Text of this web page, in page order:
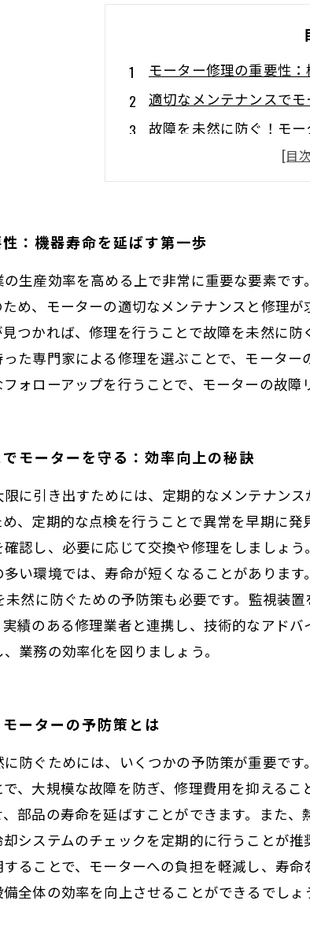
モーター修理の重要性
適切なメンテナンスで
故障を未然に防ぐ！モ
実践！効果的なモーター
コスト削減と生産性向
成功事例から学ぶ：機器
：機器寿命を延ばす第一歩
生産効率を高める上で非常に重要な要素で
め、モーターの適切なメンテナンスと修理
つかれば、修理を行うことで故障を未然に
た専門家による修理を選ぶことで、モータ
ォローアップを行うことで、モーターの故
モーターを守る：効率向上の秘訣
に引き出すためには、定期的なメンテナン
、定期的な点検を行うことで異常を早期に
認し、必要に応じて交換や修理をしましょ
い環境では、寿命が短くなることがありま
未然に防ぐための予防策も必要です。監視装
績のある修理業者と連携し、技術的なアド
業務の効率化を図りましょう。
ーターの予防策とは
防ぐためには、いくつかの予防策が重要で
、大規模な故障を防ぎ、修理費用を抑える
部品の寿命を延ばすことができます。また
システムのチェックを定期的に行うことが
ることで、モーターへの負担を軽減し、寿
全体の効率を向上させることができるでしょ